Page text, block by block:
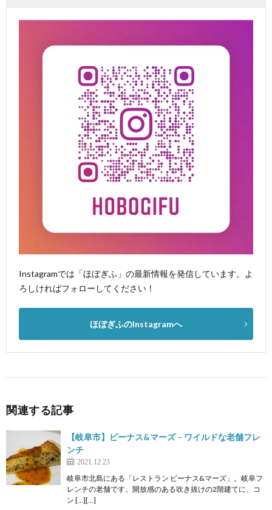
Instagramでは「ほぼぎふ」の最新情報を発信しています。よ
ろしければフォローしてください！
ほぼぎふのInstagramへ
関連する記事
【岐阜市】ビーナス&マーズ − ワイルドな老舗フレ
ンチ
2021.12.23
岐阜市北島にある「レストラン ビーナス&マーズ」。岐阜フ
レンチの老舗です。開放感のある吹き抜けの2階建てに、コ
ン […][…]